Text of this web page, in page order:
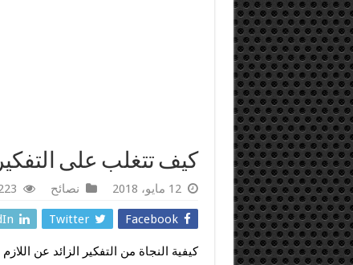
كيف تتغلب على
12 مايو، 2018 نصائح 2,223
Facebook
Twitter
كيفية النجاة من التفكير الزائد عن اللازم